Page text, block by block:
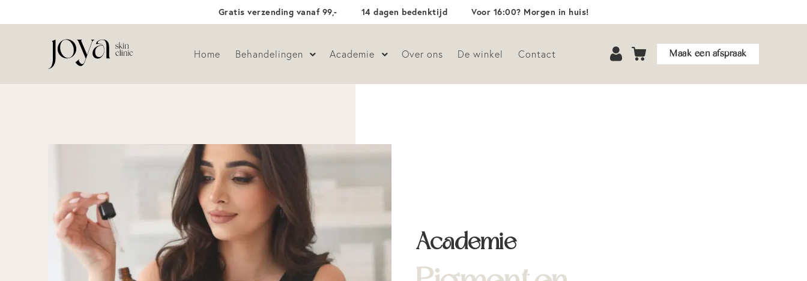
Gratis verzending vanaf 99,- 14 dagen bedenktijd Voor 16:00? Morgen in huis!
Home Behandelingen Academie Over ons De winkel Contact Maak een afspraak
Academie